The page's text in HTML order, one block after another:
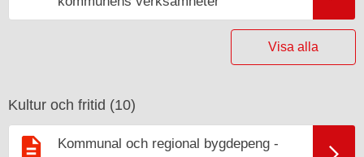
Visa alla
Kultur och fritid (10)
Kommunal och regional bygdepeng -